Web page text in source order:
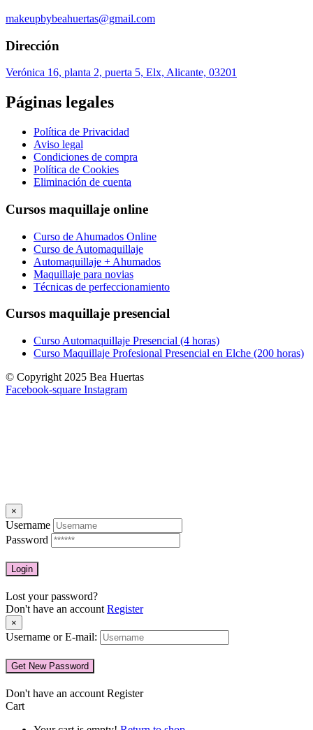
makeupbybeahuertas@gmail.com
Dirección
Verónica 16, planta 2, puerta 5, Elx, Alicante, 03201
Páginas legales
Política de Privacidad
Aviso legal
Condiciones de compra
Política de Cookies
Eliminación de cuenta
Cursos maquillaje online
Curso de Ahumados Online
Curso de Automaquillaje
Automaquillaje + Ahumados
Maquillaje para novias
Técnicas de perfeccionamiento
Cursos maquillaje presencial
Curso Automaquillaje Presencial (4 horas)
Curso Maquillaje Profesional Presencial en Elche (200 horas)
© Copyright 2025 Bea Huertas
Facebook-square Instagram
×
Username
Password
Lost your password?
Don't have an account Register
×
Username or E-mail:
Don't have an account Register
Cart